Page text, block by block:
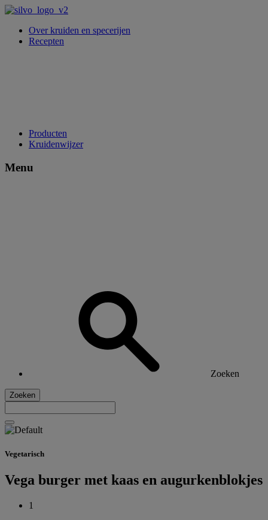
Over kruiden en specerijen
Recepten
Producten
Kruidenwijzer
Menu
Zoeken
Zoeken
Vegetarisch
Vega burger met kaas en augurkenblokjes
1